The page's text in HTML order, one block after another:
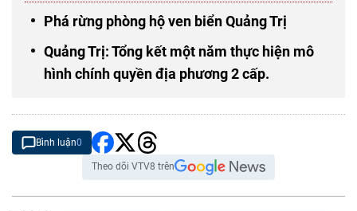
Phá rừng phòng hộ ven biển Quảng Trị
Quảng Trị: Tổng kết một năm thực hiện mô
hình chính quyền địa phương 2 cấp.
Bình luận0
Theo dõi VTV8 trên